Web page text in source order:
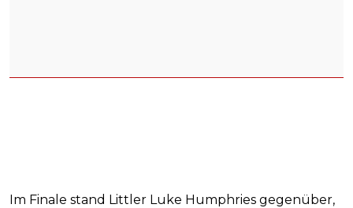
Im Finale stand Littler Luke Humphries gegenüber,